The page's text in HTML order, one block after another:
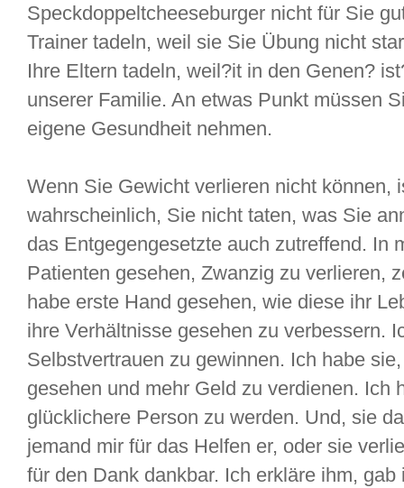
Speckdoppeltcheeseburger nicht für Sie
Trainer tadeln, weil sie Sie Übung nicht
Ihre Eltern tadeln, weil?it in den Genen?
unserer Familie. An etwas Punkt müssen
eigene Gesundheit nehmen.
Wenn Sie Gewicht verlieren nicht können,
wahrscheinlich, Sie nicht taten, was Sie
das Entgegengesetzte auch zutreffend. In
Patienten gesehen, Zwanzig zu verlieren,
habe erste Hand gesehen, wie diese ihr
ihre Verhältnisse gesehen zu verbessern.
Selbstvertrauen zu gewinnen. Ich habe
gesehen und mehr Geld zu verdienen. Ich
glücklichere Person zu werden. Und, sie
jemand mir für das Helfen er, oder sie
für den Dank dankbar. Ich erkläre ihm,